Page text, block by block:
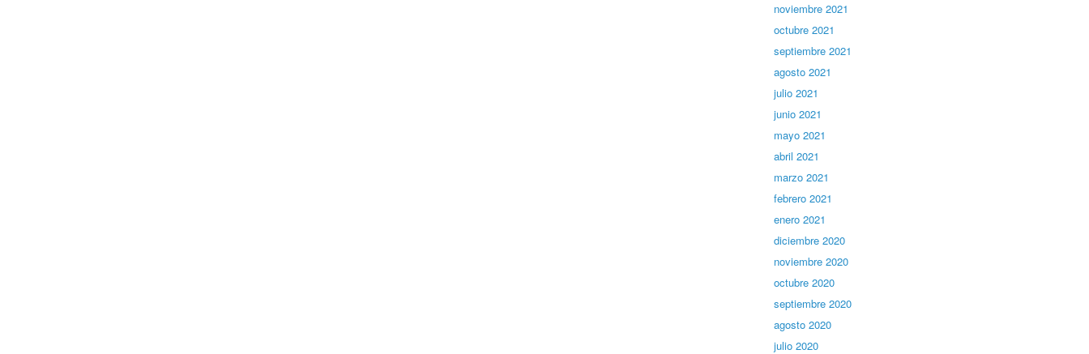
noviembre 2021
octubre 2021
septiembre 2021
agosto 2021
julio 2021
junio 2021
mayo 2021
abril 2021
marzo 2021
febrero 2021
enero 2021
diciembre 2020
noviembre 2020
octubre 2020
septiembre 2020
agosto 2020
julio 2020